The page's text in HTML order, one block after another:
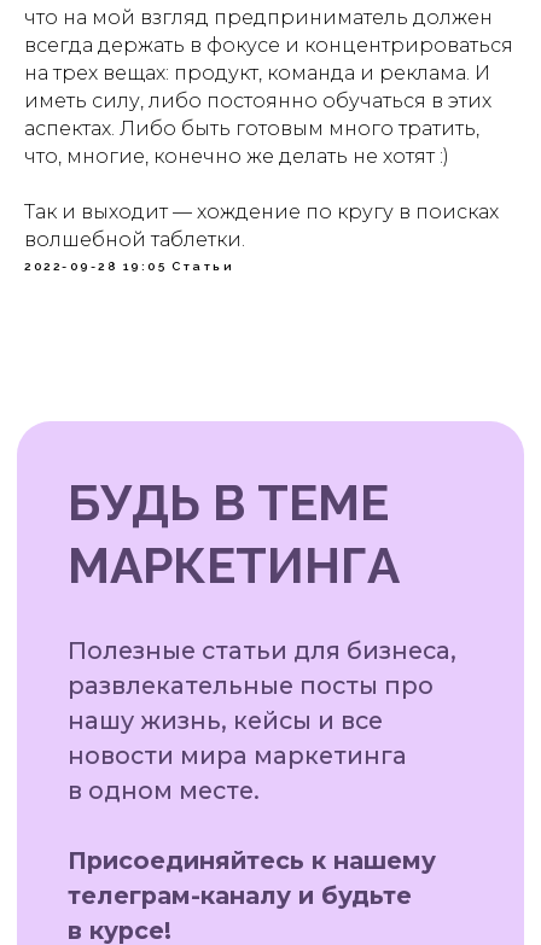
что на мой взгляд предприниматель должен
всегда держать в фокусе и концентрироваться
на трех вещах: продукт, команда и реклама. И
иметь силу, либо постоянно обучаться в этих
аспектах. Либо быть готовым много тратить,
что, многие, конечно же делать не хотят :)
Так и выходит — хождение по кругу в поисках
волшебной таблетки.
2022-09-28 19:05 Статьи